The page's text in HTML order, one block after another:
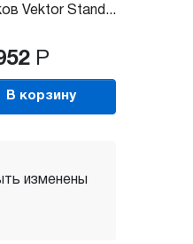
Vektor Stand...
Р
В корзину
изменены